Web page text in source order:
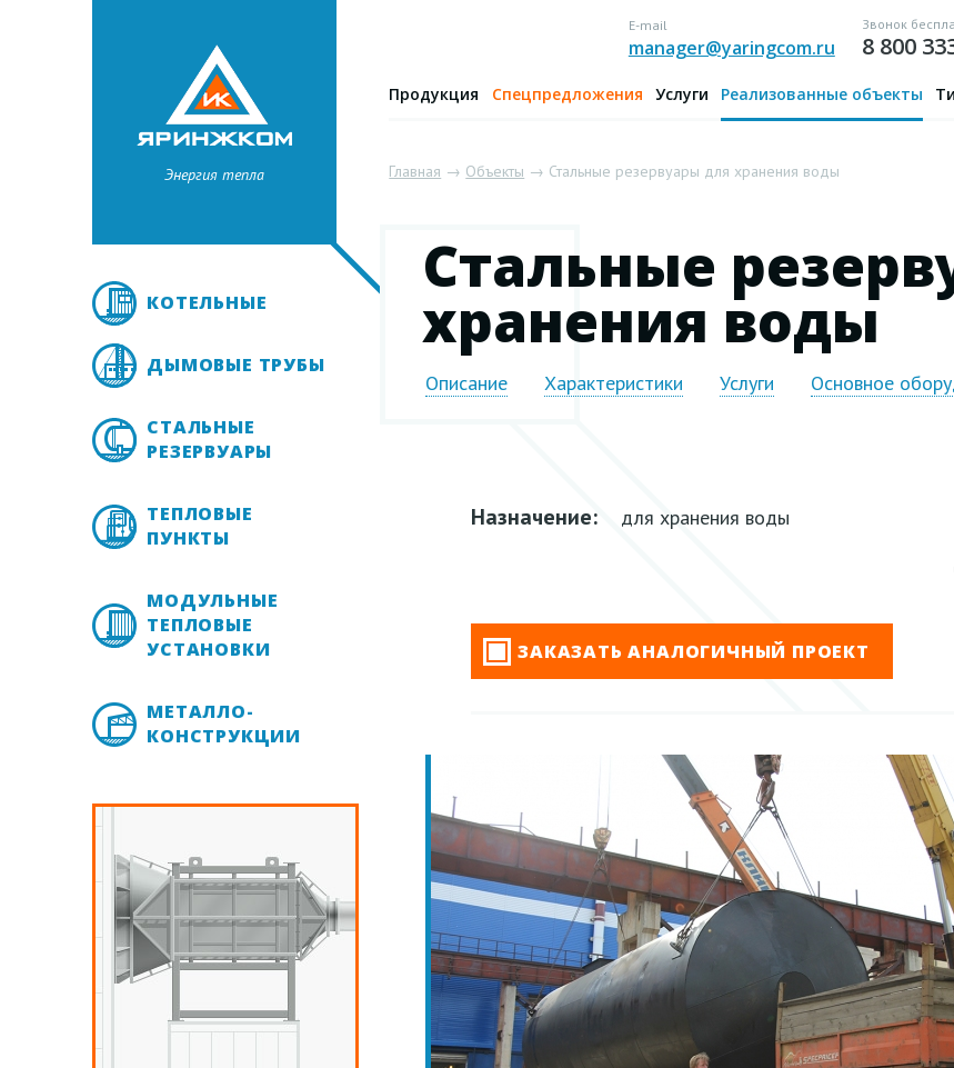
Энергия тепла
E-mail
manager@yaringcom.ru
Звонок
8 800
Продукция Спецпредложения Услуги Реализованные объекты
КОТЕЛЬНЫЕ
ДЫМОВЫЕ ТРУБЫ
СТАЛЬНЫЕ
РЕЗЕРВУАРЫ
ТЕПЛОВЫЕ
ПУНКТЫ
МОДУЛЬНЫЕ
ТЕПЛОВЫЕ
УСТАНОВКИ
МЕТАЛЛО-
КОНСТРУКЦИИ
Главная → Объекты → Стальные резервуары для хранения воды
Стальные
хранения воды
Описание Характеристики Услуги Основное
Назначение: для хранения воды
ЗАКАЗАТЬ АНАЛОГИЧНЫЙ ПРОЕКТ